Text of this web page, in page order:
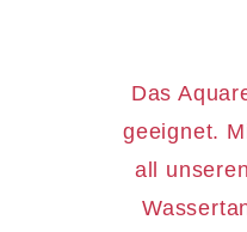
Das
geeignet.
all